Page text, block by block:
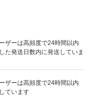
ザーは高頻度で24時間以内
た発送日数内に発送していま
ザーは高頻度で24時間以内
ています
いいね！
27,980